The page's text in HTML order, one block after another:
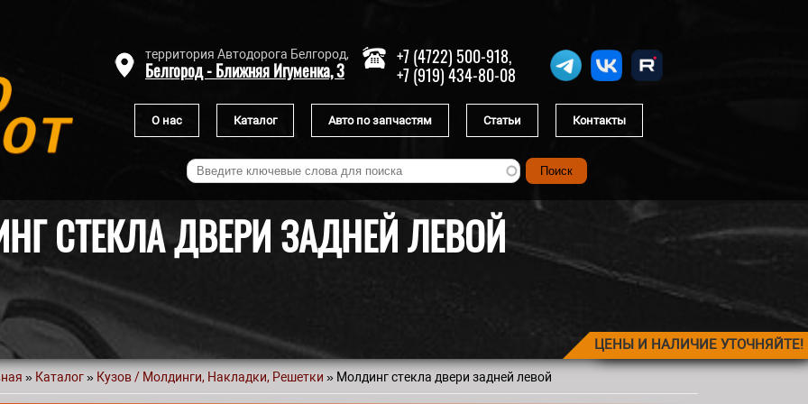
территория Автодорога Белгород,
Белгород - Ближняя Игуменка, 3
+7 (4722) 500-918,
+7 (919) 434-80-08
О нас Каталог Авто по запчастям Статьи Контакты
СТЕКЛА ДВЕРИ ЗАДНЕЙ ЛЕВОЙ
ЦЕНЫ И НАЛИЧИЕ УТОЧНЯЙТЕ!
» Каталог» Кузов / Молдинги, Накладки, Решетки » Молдинг стекла двери задней левой